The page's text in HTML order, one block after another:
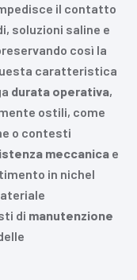
il contatto
soluzioni saline e
così la
caratteristica
durata operativa,
ostili, come
o contesti
meccanica e
in nichel
di manutenzione